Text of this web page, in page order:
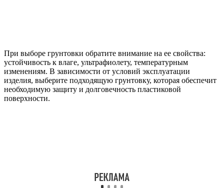
При выборе грунтовки обратите внимание на ее свойства:
устойчивость к влаге, ультрафиолету, температурным
изменениям. В зависимости от условий эксплуатации
изделия, выберите подходящую грунтовку, которая обеспечит
необходимую защиту и долговечность пластиковой
поверхности.